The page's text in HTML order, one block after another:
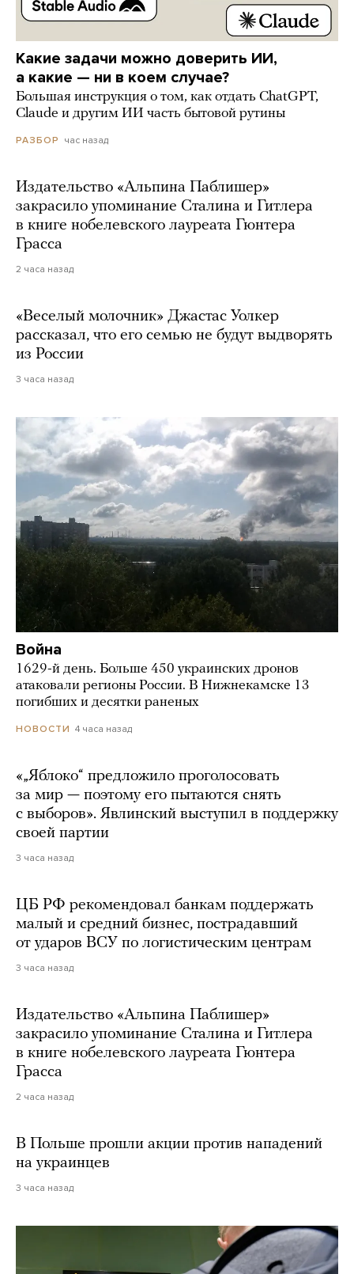
Какие задачи можно доверить ИИ,
а какие — ни в коем случае?
Большая инструкция о том, как отдать ChatGPT,
Claude и другим ИИ часть бытовой рутины
РАЗБОР час назад
Издательство «Альпина Паблишер»
закрасило упоминание Сталина и Гитлера
в книге нобелевского лауреата Гюнтера
Грасса
2 часа назад
«Веселый молочник» Джастас Уолкер
рассказал, что его семью не будут выдворять
из России
3 часа назад
Война
1629-й день. Больше 450 украинских дронов
атаковали регионы России. В Нижнекамске 13
погибших и десятки раненых
НОВОСТИ 4 часа назад
«„Яблоко“ предложило проголосовать
за мир — поэтому его пытаются снять
с выборов». Явлинский выступил в поддержку
своей партии
3 часа назад
ЦБ РФ рекомендовал банкам поддержать
малый и средний бизнес, пострадавший
от ударов ВСУ по логистическим центрам
3 часа назад
Издательство «Альпина Паблишер»
закрасило упоминание Сталина и Гитлера
в книге нобелевского лауреата Гюнтера
Грасса
2 часа назад
В Польше прошли акции против нападений
на украинцев
3 часа назад